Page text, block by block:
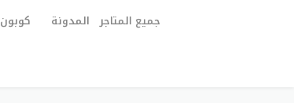
جميع المتاجر المدونة